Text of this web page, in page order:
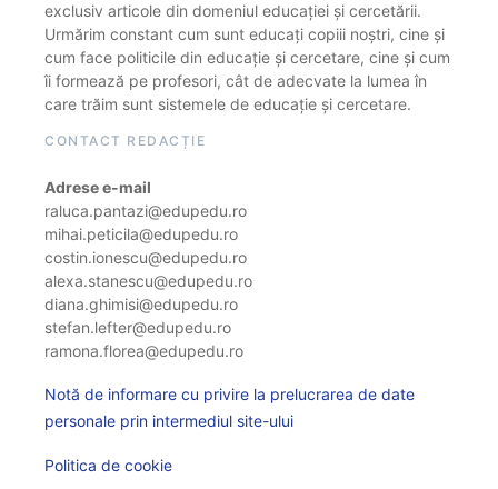
exclusiv articole din domeniul educației și cercetării.
Urmărim constant cum sunt educați copiii noștri, cine și
cum face politicile din educație și cercetare, cine și cum
îi formează pe profesori, cât de adecvate la lumea în
care trăim sunt sistemele de educație și cercetare.
CONTACT REDACȚIE
Adrese e-mail
raluca.pantazi@edupedu.ro
mihai.peticila@edupedu.ro
costin.ionescu@edupedu.ro
alexa.stanescu@edupedu.ro
diana.ghimisi@edupedu.ro
stefan.lefter@edupedu.ro
ramona.florea@edupedu.ro
Notă de informare cu privire la prelucrarea de date
personale prin intermediul site-ului
Politica de cookie